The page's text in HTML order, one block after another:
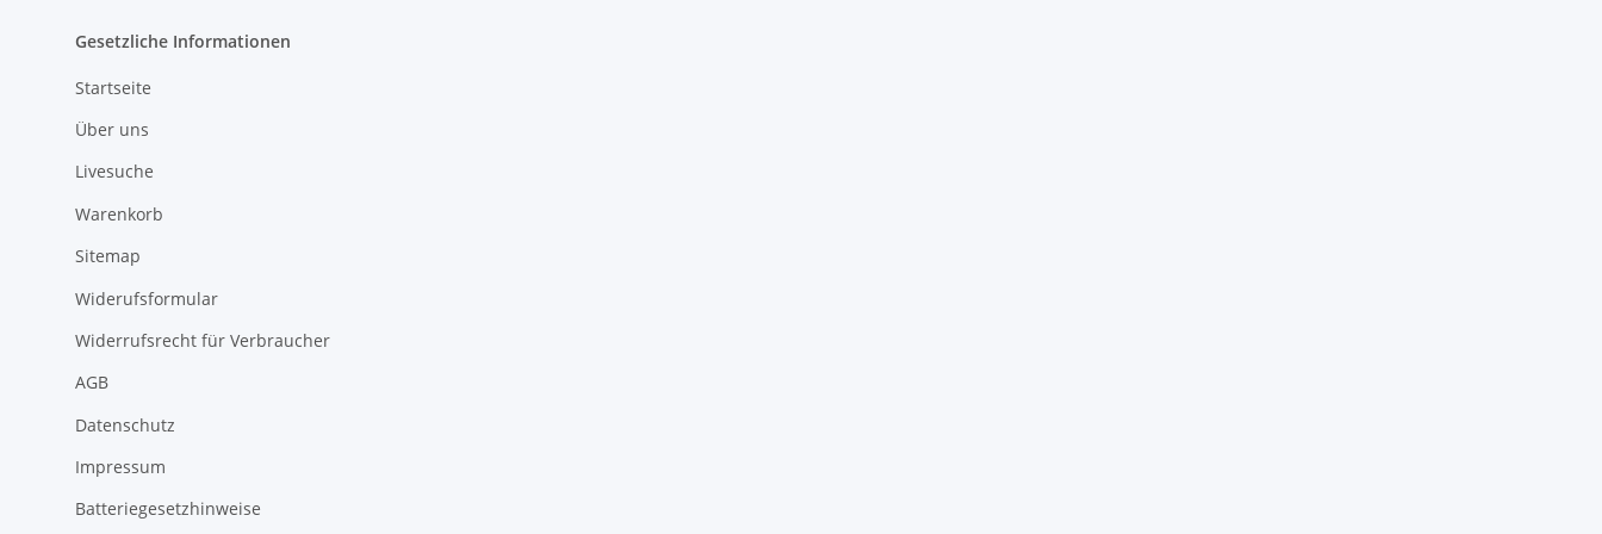
Gesetzliche Informationen
Startseite
Über uns
Livesuche
Warenkorb
Sitemap
Widerufsformular
Widerrufsrecht für Verbraucher
AGB
Datenschutz
Impressum
Batteriegesetzhinweise